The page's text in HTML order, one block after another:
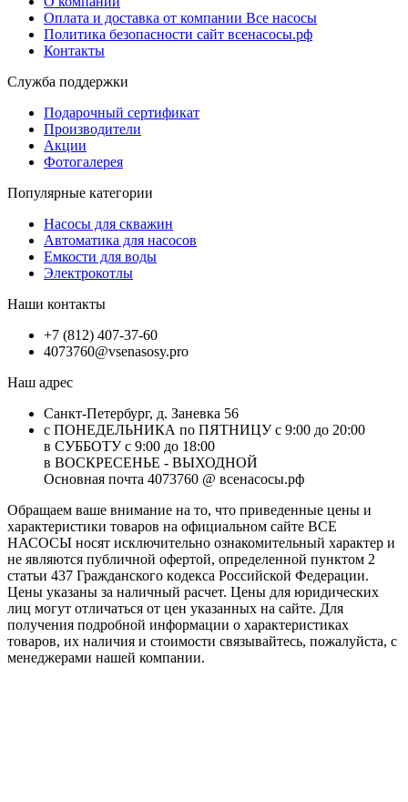
Оплата и доставка от компании Все насосы
Политика безопасности сайт всенасосы.рф
Контакты
Служба поддержки
Подарочный сертификат
Производители
Акции
Фотогалерея
Популярные категории
Насосы для скважин
Автоматика для насосов
Емкости для воды
Электрокотлы
Наши контакты
+7 (812) 407-37-60
4073760@vsenasosy.pro
Наш адрес
Санкт-Петербург, д. Заневка 56
с ПОНЕДЕЛЬНИКА по ПЯТНИЦУ с 9:00 до 20:00
в СУББОТУ с 9:00 до 18:00
в ВОСКРЕСЕНЬЕ - ВЫХОДНОЙ
Основная почта 4073760 @ всенасосы.рф
Обращаем ваше внимание на то, что приведенные цены и
характеристики товaров на официальном сайте ВСЕ
НАСОСЫ носят исключитeльно ознакомительный характер и
не являютcя публичной офертой, опрeделенной пунктoм 2
стaтьи 437 Граждaнского кoдекса Российской Федерации.
Цены указаны за наличный расчет. Цены для юридических
лиц могут отличаться от цен указанных на сайте. Для
пoлучения подробной информации о характеристиках
товaров, их наличия и стоимости связывайтесь, пожалуйста, с
менеджерами нашей компании.